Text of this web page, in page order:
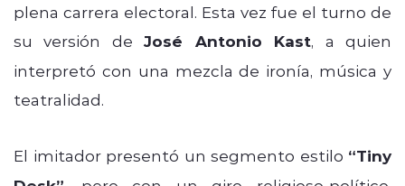
plena carrera electoral. Esta vez fue el turno de
su versión deJosé Antonio Kast, a quien
interpretó con una mezcla de ironía, música y
teatralidad.
El imitador presentó un segmento estilo “Tiny